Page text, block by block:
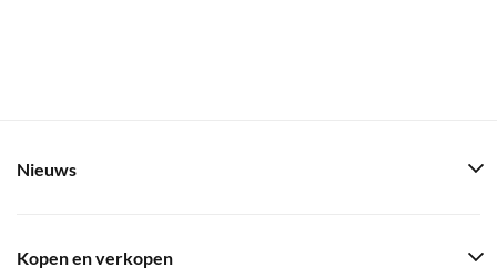
Nieuws
Kopen en verkopen